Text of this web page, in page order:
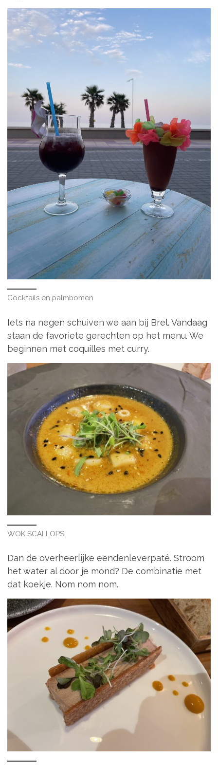
Cocktails en palmbomen
Iets na negen schuiven we aan bij Brel. Vandaag
staan de favoriete gerechten op het menu. We
beginnen met coquilles met curry.
WOK SCALLOPS
Dan de overheerlijke eendenleverpaté. Stroom
het water al door je mond? De combinatie met
dat koekje. Nom nom nom.